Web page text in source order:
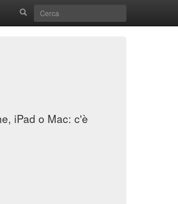
iPad o Mac: c'è